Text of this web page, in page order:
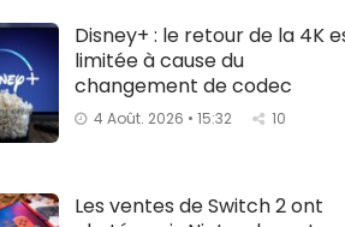
Disney+ : le retour de la 4K
limitée à cause du
changement de codec
4 Août. 2026 • 15:32 10
Les ventes de Switch 2 ont